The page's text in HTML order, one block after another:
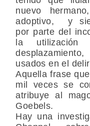
nuevo
adoptivo, y
por parte del
la
usados en el
Aquella frase
mil veces se
atribuye al
Goebels.
Hay una